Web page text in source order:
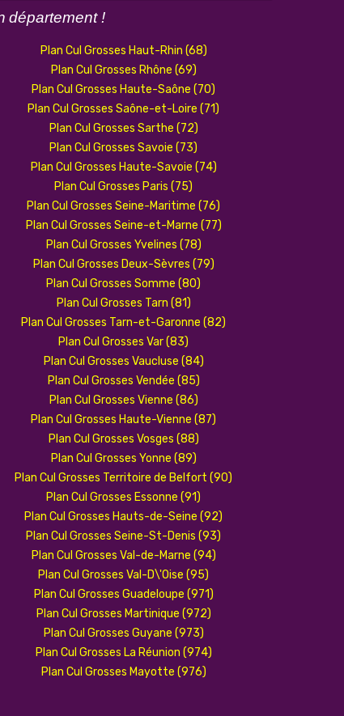
département !
Plan Cul Grosses Haut-Rhin (68)
Plan Cul Grosses Rhône (69)
Plan Cul Grosses Haute-Saône (70)
Plan Cul Grosses Saône-et-Loire (71)
Plan Cul Grosses Sarthe (72)
Plan Cul Grosses Savoie (73)
Plan Cul Grosses Haute-Savoie (74)
Plan Cul Grosses Paris (75)
Plan Cul Grosses Seine-Maritime (76)
Plan Cul Grosses Seine-et-Marne (77)
Plan Cul Grosses Yvelines (78)
Plan Cul Grosses Deux-Sèvres (79)
Plan Cul Grosses Somme (80)
Plan Cul Grosses Tarn (81)
Plan Cul Grosses Tarn-et-Garonne (82)
Plan Cul Grosses Var (83)
Plan Cul Grosses Vaucluse (84)
Plan Cul Grosses Vendée (85)
Plan Cul Grosses Vienne (86)
Plan Cul Grosses Haute-Vienne (87)
Plan Cul Grosses Vosges (88)
Plan Cul Grosses Yonne (89)
Plan Cul Grosses Territoire de Belfort (90)
Plan Cul Grosses Essonne (91)
Plan Cul Grosses Hauts-de-Seine (92)
Plan Cul Grosses Seine-St-Denis (93)
Plan Cul Grosses Val-de-Marne (94)
Plan Cul Grosses Val-D\'Oise (95)
Plan Cul Grosses Guadeloupe (971)
Plan Cul Grosses Martinique (972)
Plan Cul Grosses Guyane (973)
Plan Cul Grosses La Réunion (974)
Plan Cul Grosses Mayotte (976)